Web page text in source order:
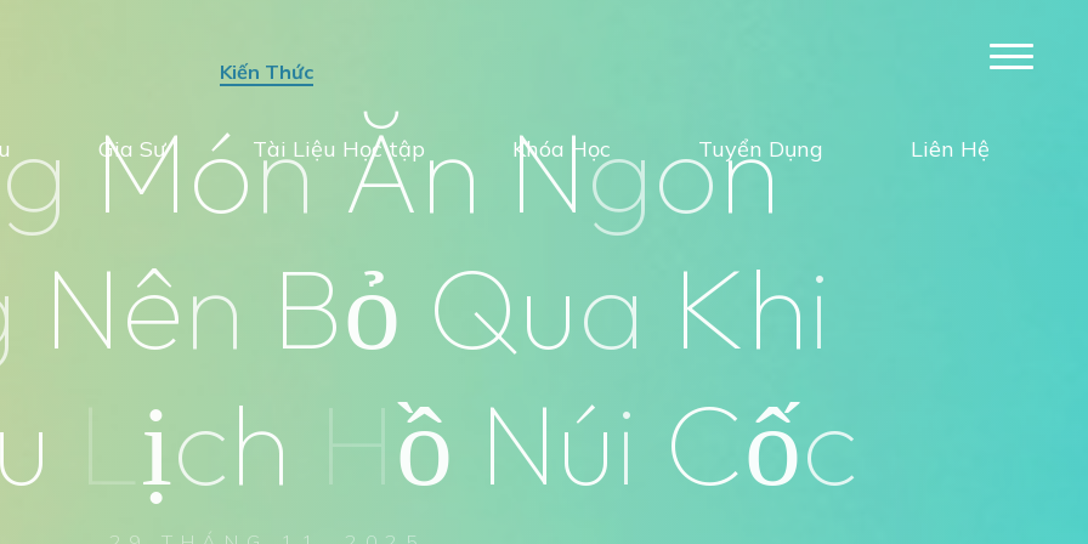
Gia Sư Tài Liệu Học tập Khóa Học Tuyển Dụng Liên Hệ
Kiến Thức
g MónĂn Ngon
Nên Bỏ Qua Khi
u ịch Hồ Núi Cốc